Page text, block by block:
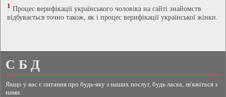
1 Процес верифікації українського чоловіка на сайті знайомств
відбувається точно також, як і процес верифікації української жінки.
С Б Д
Якщо у вас є питання про будь-яку з наших послуг, будь ласка, зв'яжіться з
нами.